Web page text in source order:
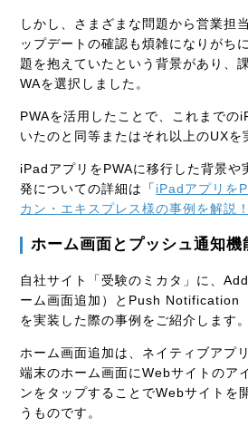
しかし、さまざまな問題から営業担
ップデートの確認も煩雑になりがち
題を抱えていたという背景があり、
WAを選択しました。
PWAを活用したことで、これまでの
いたのと同等またはそれ以上のUXを
iPadアプリをPWAに移行した背景や
発についての詳細は「 iPadアプリを
カン・エキスプレス様の事例を解説！
ホーム画面とプッシュ通知機
自社サイト「受験のミカタ」に、
ーム画面追加）とPush Notification
を実装した際の事例をご紹介します。
ホーム画面追加は、ネイティブアプ
端末のホーム画面にWebサイトのア
ンをタップすることでWebサイトを
うものです。